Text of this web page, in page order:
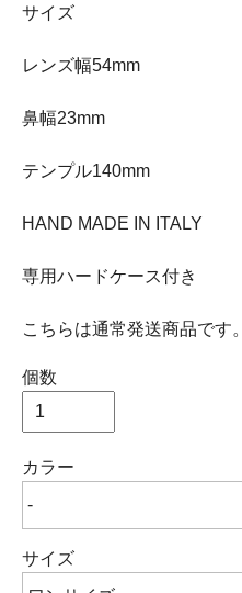
サイズ
レンズ幅54mm
鼻幅23mm
テンプル140mm
HAND MADE IN ITALY
専用ハードケース付き
こちらは通常発送商品です。
個数
カラー
サイズ